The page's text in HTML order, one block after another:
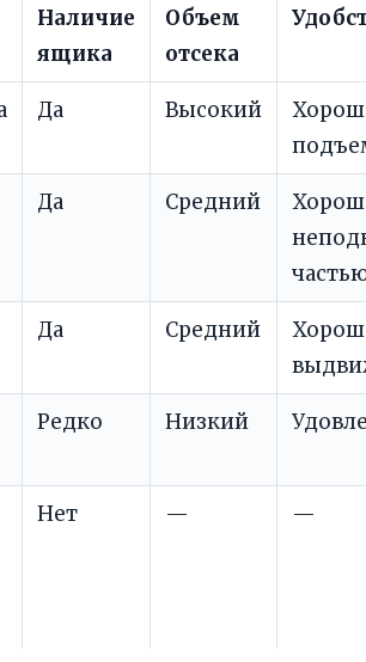
Наличие
ящика
Объем
отсека
Да Высокий
Да Средний
Да Средний
Редко Низкий
Нет — —